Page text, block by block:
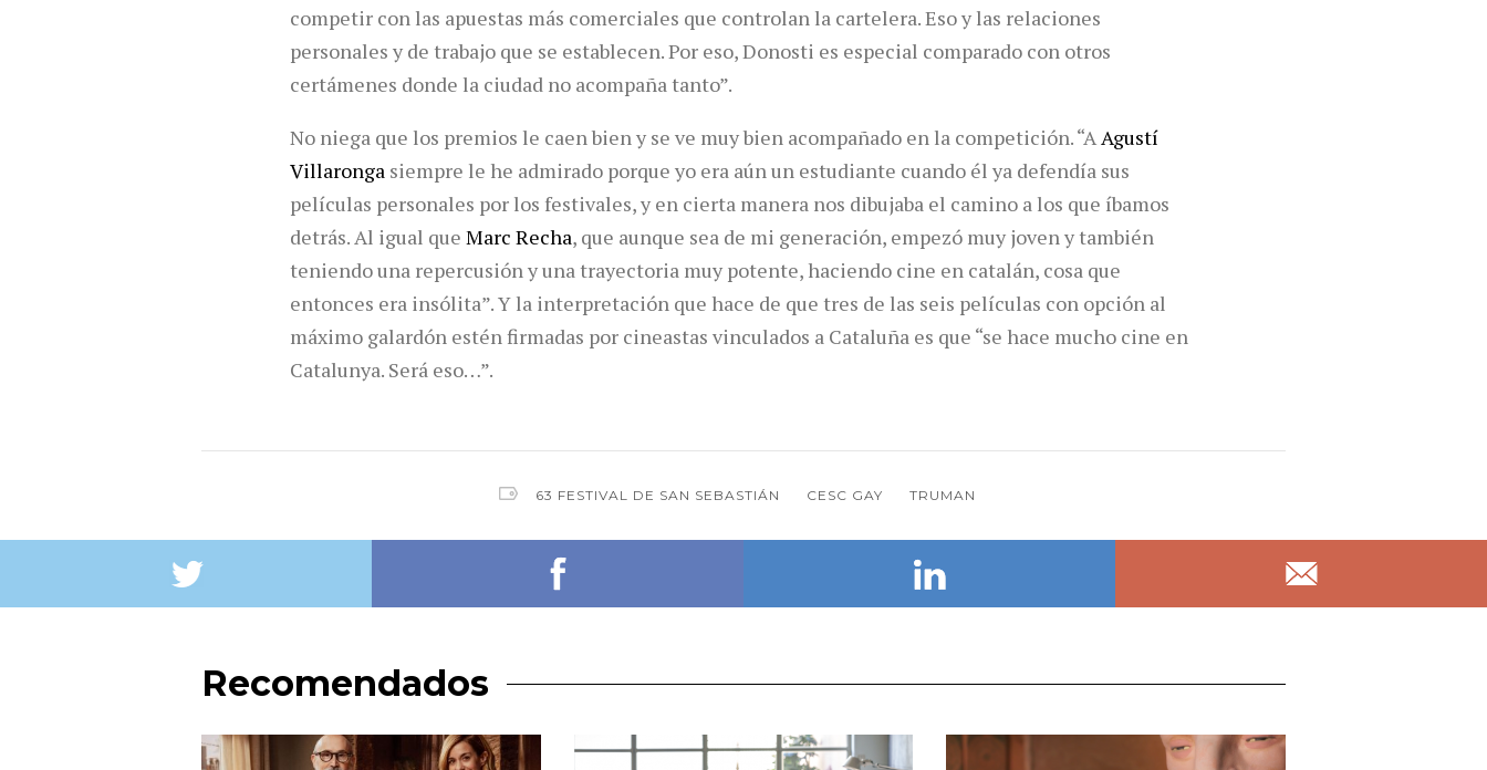
competir con las apuestas más comerciales que controlan la cartelera. Eso y las relaciones
personales y de trabajo que se establecen. Por eso, Donosti es especial comparado con otros
certámenes donde la ciudad no acompaña tanto”.
No niega que los premios le caen bien y se ve muy bien acompañado en la competición. “AAgustí
Villaronga siempre le he admirado porque yo era aún un estudiante cuando él ya defendía sus
películas personales por los festivales, y en cierta manera nos dibujaba el camino a los que íbamos
detrás. Al igual que Marc Recha, que aunque sea de mi generación, empezó muy joven y también
teniendo una repercusión y una trayectoria muy potente, haciendo cine en catalán, cosa que
entonces era insólita”. Y la interpretación que hace de que tres de las seis películas con opción al
máximo galardón estén firmadas por cineastas vinculados a Cataluña es que “se hace mucho cine en
­Catalu­nya. Será eso…”.
63 FESTIVAL DE SAN SEBASTIÁN CESC GAY TRUMAN
Recomendados